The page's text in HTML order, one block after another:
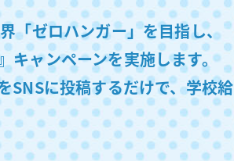
「ゼロハンガー」を目指し、
キャンペーンを実施します。
SNSに投稿するだけで、学校給